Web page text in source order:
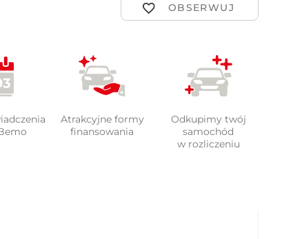
Atrakcyjne formy
finansowania
Odkupimy twój
samochód
w rozliczeniu